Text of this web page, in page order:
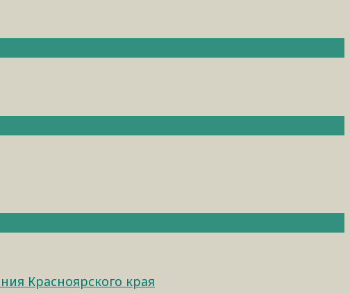
Красноярского края